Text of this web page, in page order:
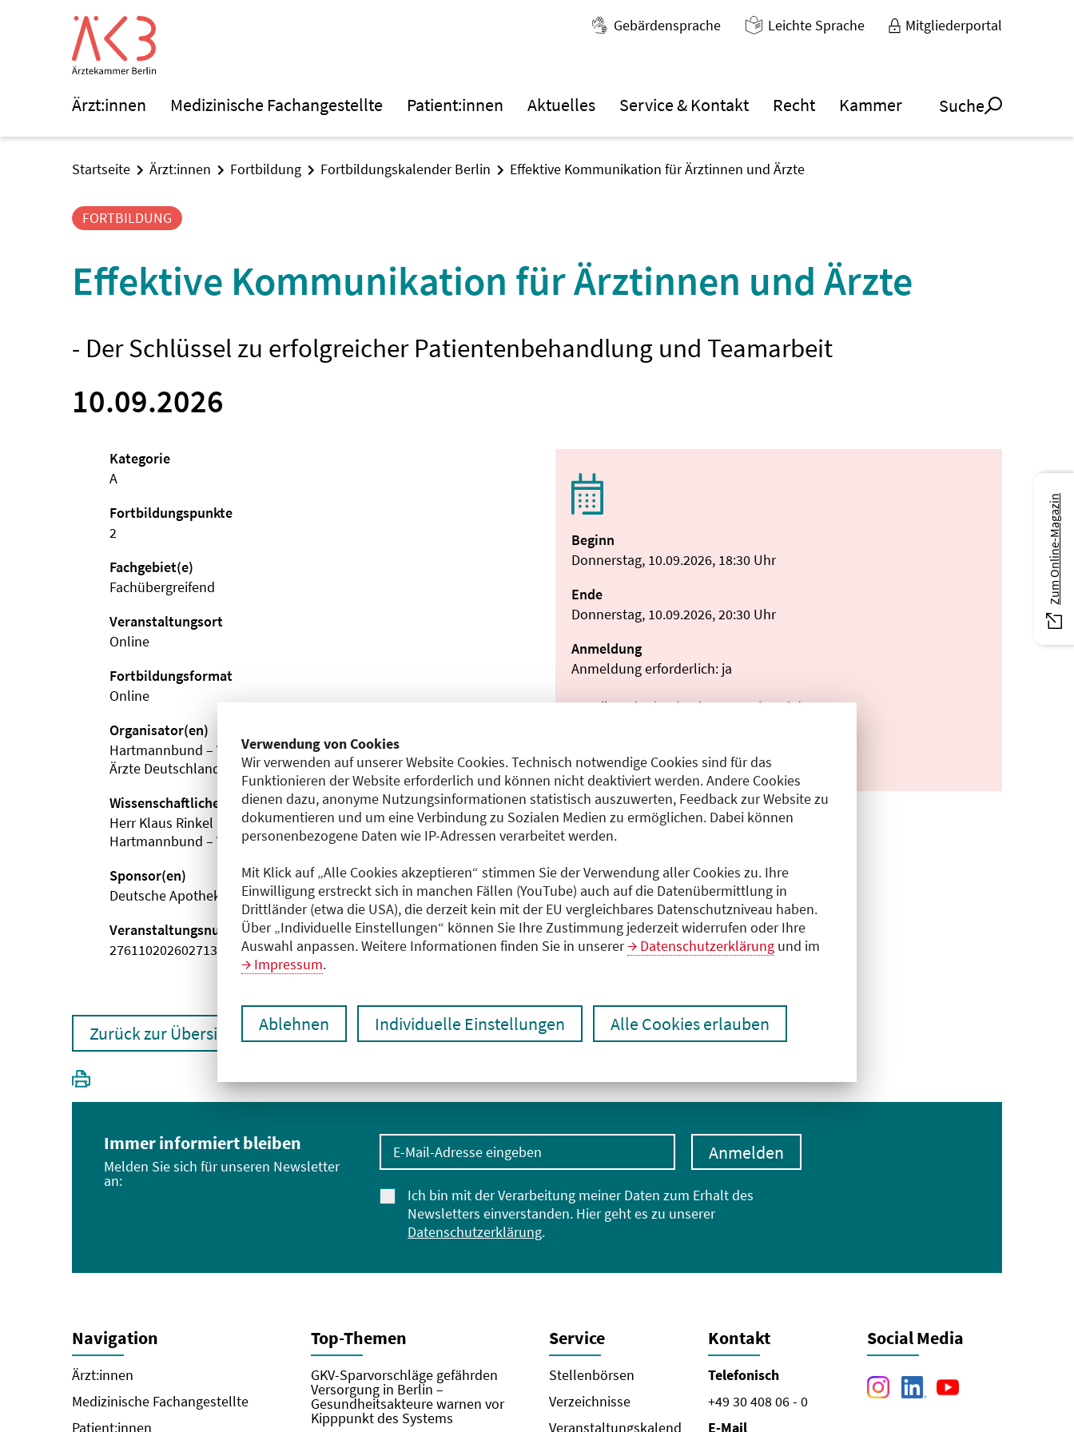
Verwendung von Cookies
Wir verwenden auf unserer Website Cookies. Technisch notwendige Cookies sind für das
Funktionieren der Website erforderlich und können nicht deaktiviert werden. Andere Cookies
dienen dazu, anonyme Nutzungsinformationen statistisch auszuwerten, Feedback zur Website zu
dokumentieren und um eine Verbindung zu Sozialen Medien zu ermöglichen. Dabei können
personenbezogene Daten wie IP-Adressen verarbeitet werden.
Mit Klick auf „Alle Cookies akzeptieren“ stimmen Sie der Verwendung aller Cookies zu. Ihre
Einwilligung erstreckt sich in manchen Fällen (YouTube) auch auf die Datenübermittlung in
Drittländer (etwa die USA), die derzeit kein mit der EU vergleichbares Datenschutzniveau haben.
Über „Individuelle Einstellungen“ können Sie Ihre Zustimmung jederzeit widerrufen oder Ihre
Auswahl anpassen. Weitere Informationen finden Sie in unserer
Datenschutzerklärung und im
Impressum.
Ablehnen Individuelle Einstellungen Alle Cookies erlauben
Gebärdensprache Leichte Sprache Mitgliederportal
Ärzt:innen Medizinische Fachangestellte Patient:innen Aktuelles Service & Kontakt Recht Kammer Suche
Startseite Ärzt:innen Fortbildung Fortbildungskalender Berlin Effektive Kommunikation für Ärztinnen und Ärzte
FORTBILDUNG
Effektive Kommunikation für Ärztinnen und Ärzte
- Der Schlüssel zu erfolgreicher Patientenbehandlung und Teamarbeit
10.09.2026
Beginn
Donnerstag, 10.09.2026, 18:30 Uhr
Ende
Donnerstag, 10.09.2026, 20:30 Uhr
Anmeldung
Anmeldung erforderlich: ja
E-Mail:
akademie@hartmannbund.de
40,00 EUR
Dokumente
Kategorie
A
Fortbildungspunkte
2
Fachgebiet(e)
Fachübergreifend
Veranstaltungsort
Online
Fortbildungsformat
Online
Organisator(en)
Hartmannbund – Verband der Ärztinnen und
Ärzte Deutschlands e. V.
Wissenschaftliche Leitung
Herr Klaus Rinkel
Hartmannbund – Verband der Ärztinnen und
Sponsor(en)
Deutsche Apotheker- und Ärztebank
Veranstaltungsnummer
2761102026027130001
Zurück zur Übersicht
Immer informiert bleiben
Melden Sie sich für unseren Newsletter
an:
E-Mail-Adresse eingeben
Ich bin mit der Verarbeitung meiner Daten zum Erhalt des
Newsletters einverstanden. Hier geht es zu unserer
Datenschutzerklärung.
Anmelden
Navigation
Ärzt:innen
Medizinische Fachangestellte
Patient:innen
Top-Themen
GKV-Sparvorschläge gefährden
Versorgung in Berlin –
Gesundheitsakteure warnen vor
Kipppunkt des Systems
Service
Stellenbörsen
Verzeichnisse
Veranstaltungskalend
Kontakt
Telefonisch
+49 30 408 06 - 0
E-Mail
Social Media
Zum Online-Magazin